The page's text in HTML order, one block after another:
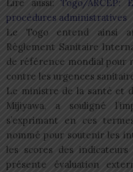
Lire aussi:Togo/ARCEP:
procédures administratives
Le Togo entend ainsi
Règlement Sanitaire
de référence mondial pour
contre les urgences
Le ministre de la santé et
Mijiyawa, a souligné
s’exprimant en ces
nommé pour soutenir les
les scores des
présente évaluation